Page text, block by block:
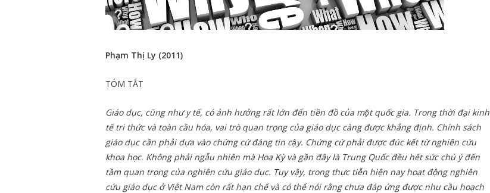
Phạm Thị Ly (2011)
TÓM TẮT
Giáo dục, cũng như y tế, có ảnh hưởng rất lớn đến tiền đồ của một quốc gia. Trong thời đại kinh
tế tri thức và toàn cầu hóa, vai trò quan trọng của giáo dục càng được khẳng định. Chính sách
giáo dục cần phải dựa vào chứng cứ đáng tin cậy. Chứng cứ phải được đúc kết từ nghiên cứu
khoa học. Không phải ngẫu nhiên mà Hoa Kỳ và gần đây là Trung Quốc đều hết sức chú ý đến
tầm quan trọng của nghiên cứu giáo dục. Tuy vậy, trong thực tiễn hiện nay hoạt động nghiên
cứu giáo dục ở Việt Nam còn rất hạn chế và có thể nói rằng chưa đáp ứng được nhu cầu hoạch